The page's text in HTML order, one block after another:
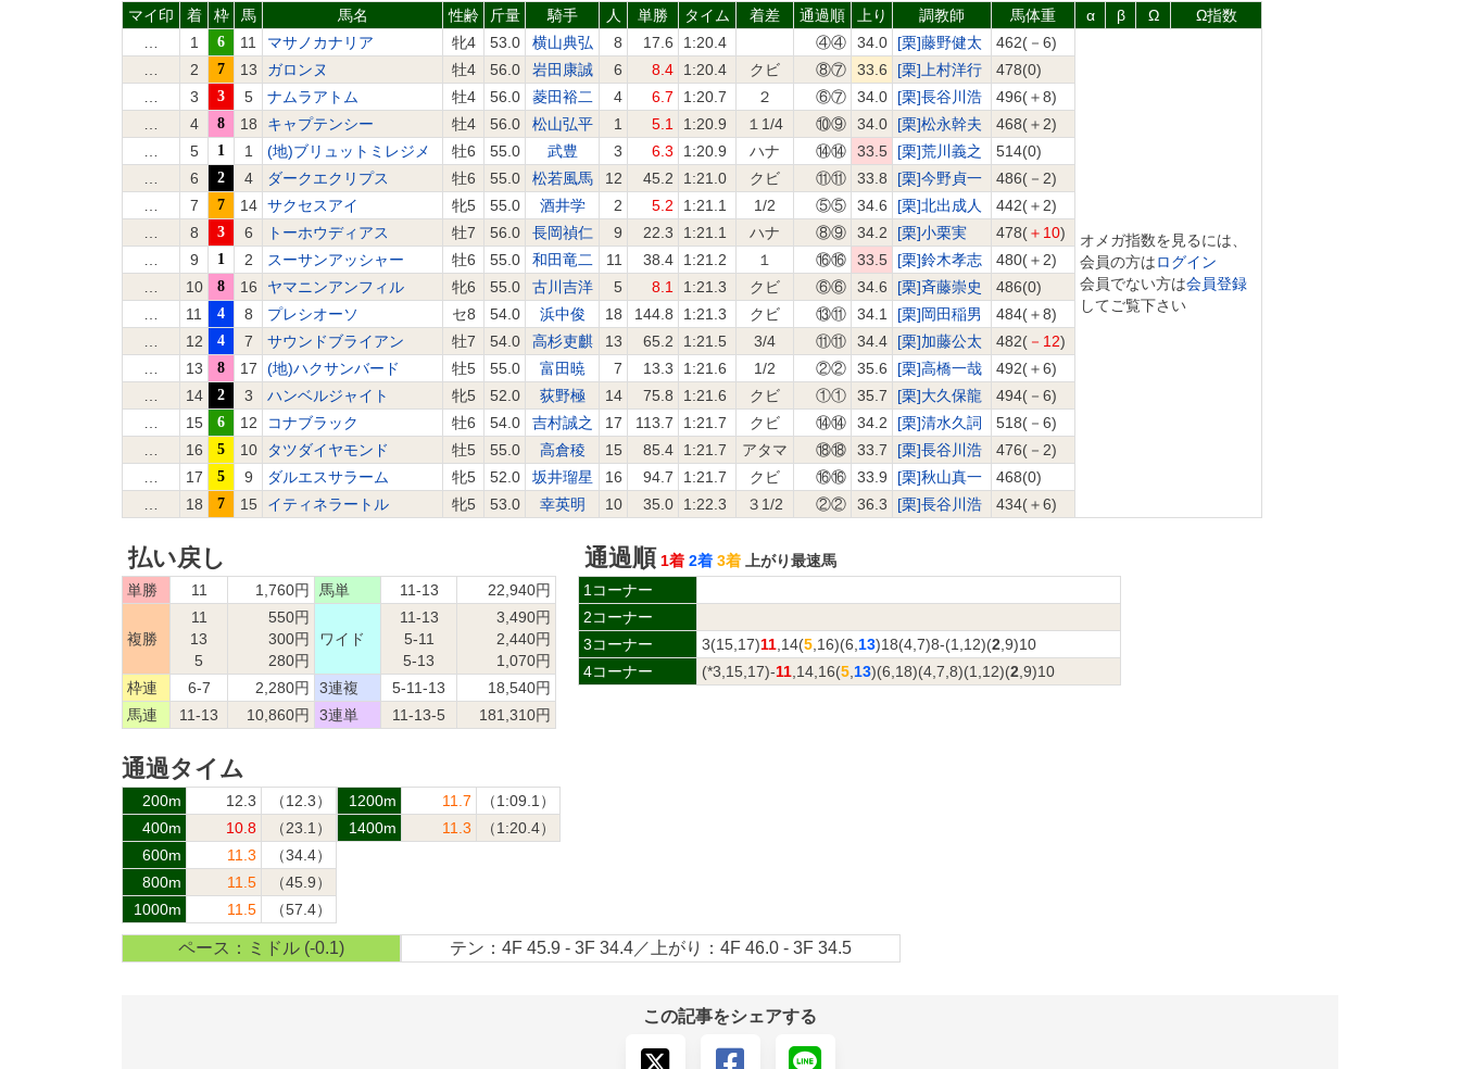
マイ印 着 枠 馬 馬名 性齢 斤量 騎手 人 単勝 タイム 着差 通過順 上り 調教師 馬体重 α β Ω
Ω指数
1 6 11 マサノカナリア 牝4 53.0 横山典弘 8 17.6 1:20.4 ④④ 34.0 [栗]藤野健太 462(－6)
オメガ指数を見るには、
会員の方はログイン
会員でない方は会員登録
してご覧下さい
2 7 13 ガロンヌ 牡4 56.0 岩田康誠 6 8.4 1:20.4 クビ ⑧⑦ 33.6 [栗]上村洋行
478(0)
3 3 5 ナムラアトム 牡4 56.0 菱田裕二 4 6.7 1:20.7 ２ ⑥⑦ 34.0 [栗]長谷川浩
496(＋8)
4 8 18 キャプテンシー 牡4 56.0 松山弘平 1 5.1 1:20.9 １1/4 ⑩⑨ 34.0 [栗]松永幹夫
468(＋2)
5 1 1 (地)ブリュットミレジメ 牡6 55.0 武豊 3 6.3 1:20.9 ハナ ⑭⑭ 33.5 [栗]荒川義之
514(0)
6 2 4 ダークエクリプス 牡6 55.0 松若風馬 12 45.2 1:21.0 クビ ⑪⑪ 33.8 [栗]今野貞一
486(－2)
7 7 14 サクセスアイ 牝5 55.0 酒井学 2 5.2 1:21.1 1/2 ⑤⑤ 34.6 [栗]北出成人
442(＋2)
8 3 6 トーホウディアス 牡7 56.0 長岡禎仁 9 22.3 1:21.1 ハナ ⑧⑨ 34.2 [栗]小栗実 478(＋10)
9 1 2 スーサンアッシャー 牡6 55.0 和田竜二 11 38.4 1:21.2 １ ⑯⑯ 33.5 [栗]鈴木孝志
480(＋2)
10 8 16 ヤマニンアンフィル 牝6 55.0 古川吉洋 5 8.1 1:21.3 クビ ⑥⑥ 34.6 [栗]斉藤崇史
486(0)
11 4 8 プレシオーソ セ8 54.0 浜中俊 18 144.8 1:21.3 クビ ⑬⑪ 34.1 [栗]岡田稲男
484(＋8)
12 4 7 サウンドブライアン 牡7 54.0 高杉吏麒 13 65.2 1:21.5 3/4 ⑪⑪ 34.4 [栗]加藤公太 482( －12)
13 8 17 (地)ハクサンバード 牡5 55.0 富田暁 7 13.3 1:21.6 1/2 ②② 35.6 [栗]高橋一哉
492(＋6)
14 2 3 ハンベルジャイト 牝5 52.0 荻野極 14 75.8 1:21.6 クビ ①① 35.7 [栗]大久保龍
494(－6)
15 6 12 コナブラック 牡6 54.0 吉村誠之 17 113.7 1:21.7 クビ ⑭⑭ 34.2 [栗]清水久詞
518(－6)
16 5 10 タツダイヤモンド 牡5 55.0 高倉稜 15 85.4 1:21.7 アタマ ⑱⑱ 33.7 [栗]長谷川浩
476(－2)
17 5 9 ダルエスサラーム 牝5 52.0 坂井瑠星 16 94.7 1:21.7 クビ ⑯⑯ 33.9 [栗]秋山真一
468(0)
18 7 15 イティネラートル 牝5 53.0 幸英明 10 35.0 1:22.3 ３1/2 ②② 36.3 [栗]長谷川浩 434(＋6)
払い戻し
単勝 11 1,760円 馬単 11-13 22,940円
複勝
11
13
5
550円
300円
280円
ワイド
11-13
5-11
5-13
3,490円
2,440円
1,070円
枠連
6-7 2,280円 3連複 5-11-13
18,540円
馬連
11-13 10,860円 3連単 11-13-5 181,310円
通過順 1着 2着 3着
上がり最速馬
1コーナー
2コーナー
3コーナー
3(15,17)11 ,14(5 ,16)(6, 13)18(4,7)8-(1,12)(2 ,9)10
4コーナー
(*3,15,17)-11 ,14,16(5 13)(6,18)(4,7,8)(1,12)(2 ,9)10
通過タイム
200m 12.3
（12.3）
400m
10.8
（23.1）
600m
11.3
（34.4）
800m
11.5
（45.9）
1000m
11.5 （57.4）
1200m 11.7
（1:09.1）
1400m
11.3 （1:20.4）
ペース：ミドル (-0.1) テン：4F 45.9 - 3F 34.4／上がり：4F 46.0 - 3F 34.5
この記事をシェアする